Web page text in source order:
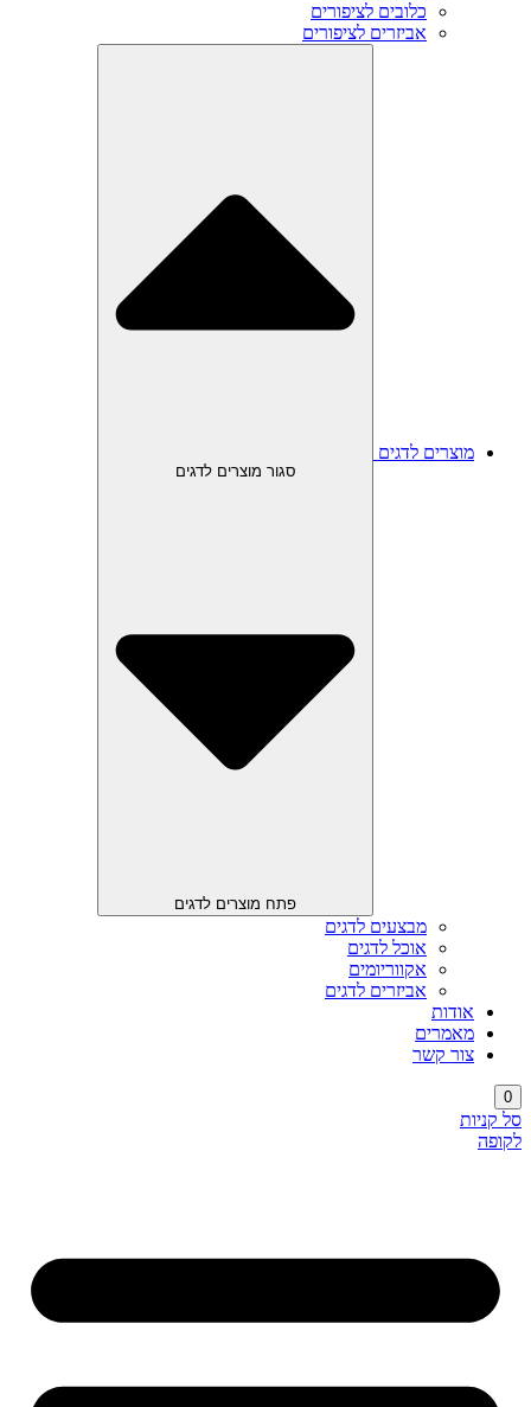
כלובים לציפורים
אביזרים לציפורים
מוצרים לדגים
סגור מוצרים לדגים
פתח מוצרים לדגים
מבצעים לדגים
אוכל לדגים
אקווריומים
אביזרים לדגים
אודות
מאמרים
צור קשר
0
סל קניות
לקופה